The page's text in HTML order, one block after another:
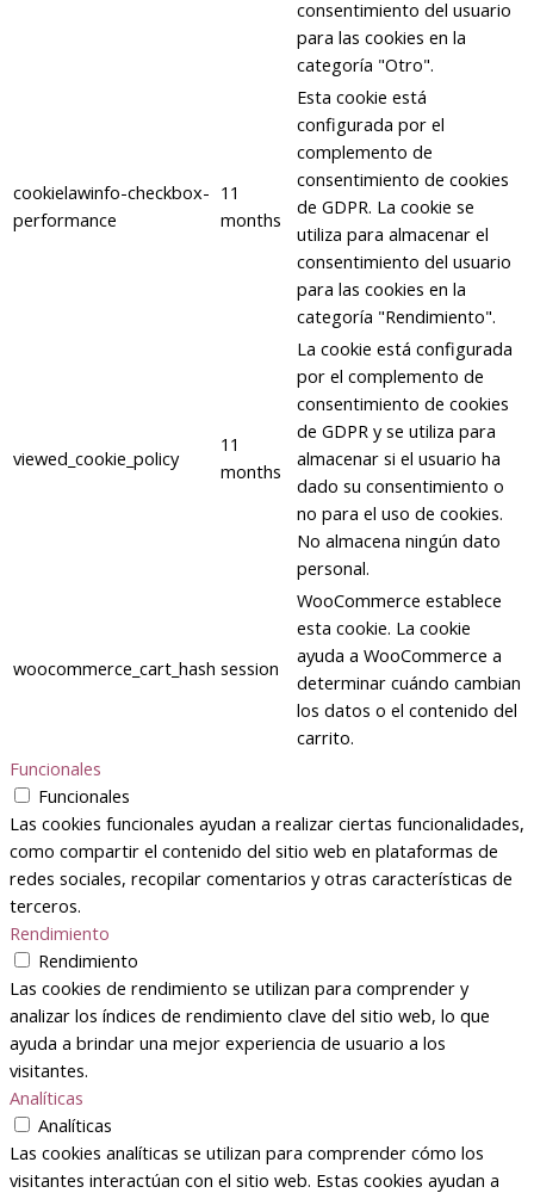
consentimiento del usuario
para las cookies en la
categoría "Otro".
cookielawinfo-checkbox-
performance
11
months
Esta cookie está
configurada por el
complemento de
consentimiento de cookies
de GDPR. La cookie se
utiliza para almacenar el
consentimiento del usuario
para las cookies en la
categoría "Rendimiento".
viewed_cookie_policy
11
months
La cookie está configurada
por el complemento de
consentimiento de cookies
de GDPR y se utiliza para
almacenar si el usuario ha
dado su consentimiento o
no para el uso de cookies.
No almacena ningún dato
personal.
woocommerce_cart_hash session
WooCommerce establece
esta cookie. La cookie
ayuda a WooCommerce a
determinar cuándo cambian
los datos o el contenido del
carrito.
Funcionales
Funcionales
Las cookies funcionales ayudan a realizar ciertas funcionalidades,
como compartir el contenido del sitio web en plataformas de
redes sociales, recopilar comentarios y otras características de
terceros.
Rendimiento
Rendimiento
Las cookies de rendimiento se utilizan para comprender y
analizar los índices de rendimiento clave del sitio web, lo que
ayuda a brindar una mejor experiencia de usuario a los
visitantes.
Analíticas
Analíticas
Las cookies analíticas se utilizan para comprender cómo los
visitantes interactúan con el sitio web. Estas cookies ayudan a